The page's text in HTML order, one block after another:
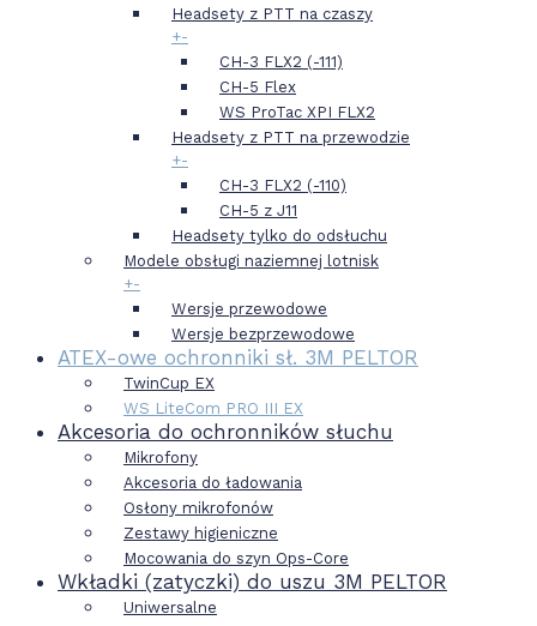
Headsety z PTT na czaszy
+-
CH-3 FLX2 (-111)
CH-5 Flex
WS ProTac XPI FLX2
Headsety z PTT na przewodzie
+-
CH-3 FLX2 (-110)
CH-5 z J11
Headsety tylko do odsłuchu
Modele obsługi naziemnej lotnisk
+-
Wersje przewodowe
Wersje bezprzewodowe
ATEX-owe ochronniki sł. 3M PELTOR
TwinCup EX
WS LiteCom PRO III EX
Akcesoria do ochronników słuchu
Mikrofony
Akcesoria do ładowania
Osłony mikrofonów
Zestawy higieniczne
Mocowania do szyn Ops-Core
Wkładki (zatyczki) do uszu 3M PELTOR
Uniwersalne